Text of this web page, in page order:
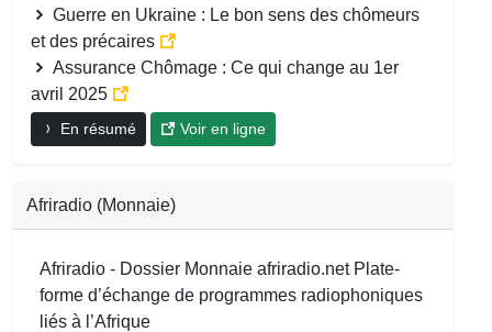
Guerre en Ukraine : Le bon sens des chômeurs
et des précaires
Assurance Chômage : Ce qui change au 1er
avril 2025
En résumé Voir en ligne
Afriradio (Monnaie)
Afriradio - Dossier Monnaie afriradio.net Plate-
forme d’échange de programmes radiophoniques
liés à l’Afrique